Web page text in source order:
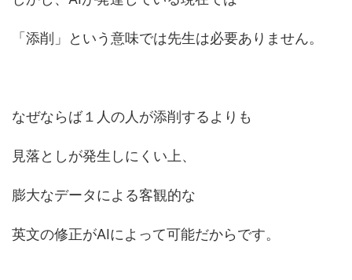
「添削」という意味では先生は必要ありません。
なぜならば１人の人が添削するよりも
見落としが発生しにくい上、
膨大なデータによる客観的な
英文の修正がAIによって可能だからです。